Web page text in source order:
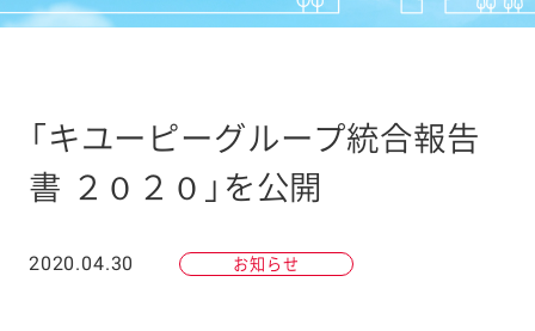
「キユーピーグループ統合報告
書 ２０２０」を公開
2020.04.30 お知らせ